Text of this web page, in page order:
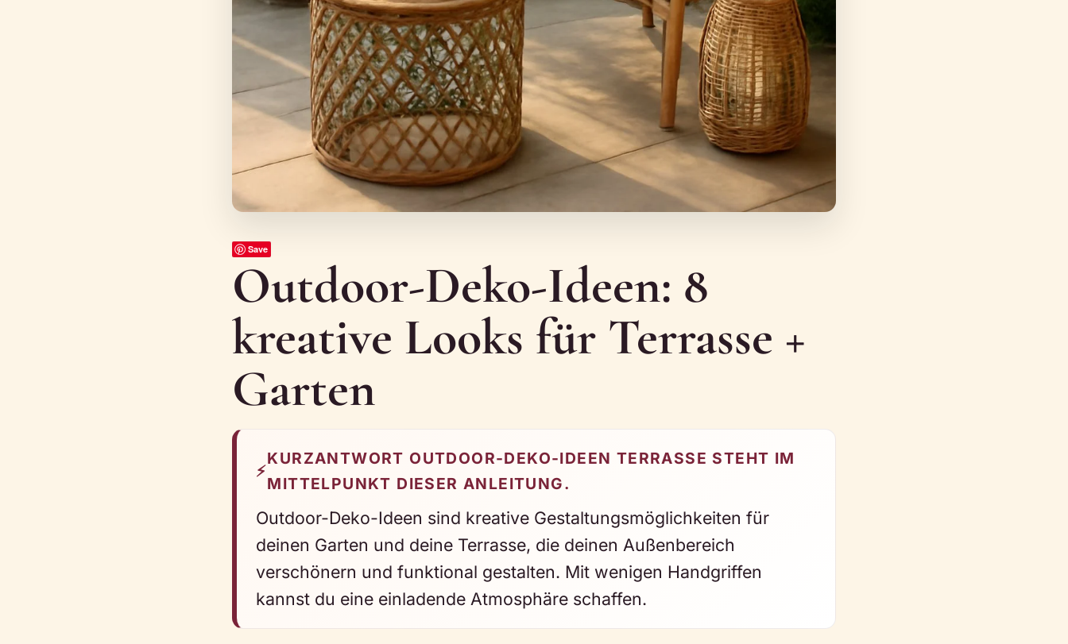
Save
Outdoor-Deko-Ideen: 8
kreative Looks für Terrasse +
Garten
⚡
KURZANTWORT OUTDOOR-DEKO-IDEEN TERRASSE STEHT IM
MITTELPUNKT DIESER ANLEITUNG.
Outdoor-Deko-Ideen sind kreative Gestaltungsmöglichkeiten für
deinen Garten und deine Terrasse, die deinen Außenbereich
verschönern und funktional gestalten. Mit wenigen Handgriffen
kannst du eine einladende Atmosphäre schaffen.